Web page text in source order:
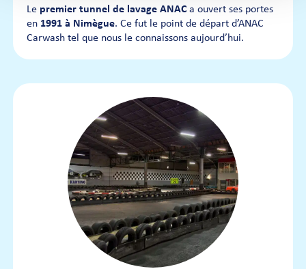
Le premier tunnel de lavage ANAC a ouvert ses portes
en 1991 à Nimègue. Ce fut le point de départ d’ANAC
Carwash tel que nous le connaissons aujourd’hui.